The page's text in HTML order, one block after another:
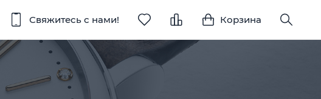
Свяжитесь с нами! Корзина